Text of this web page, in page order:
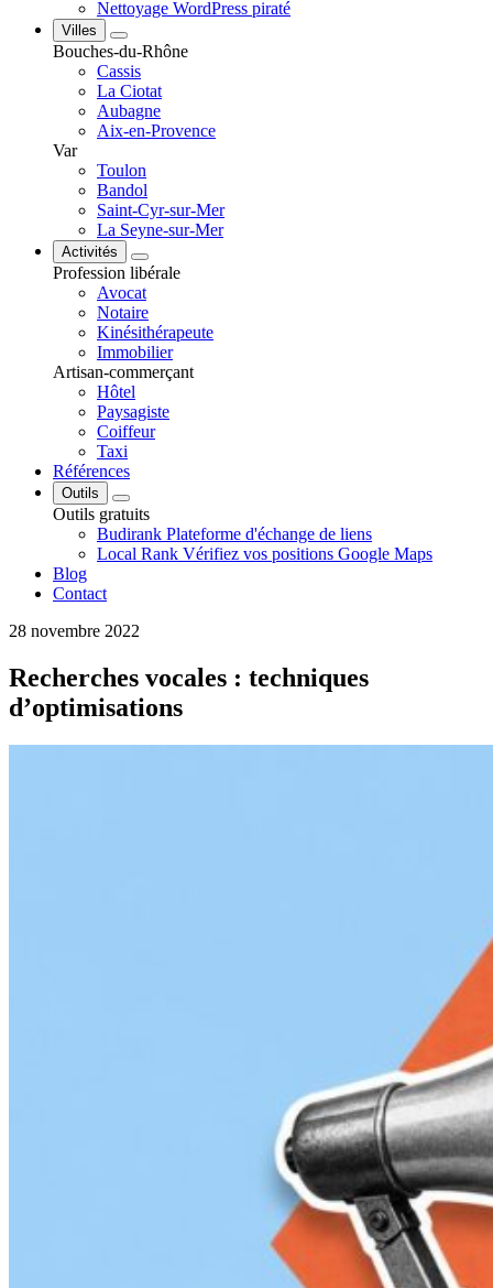
Nettoyage WordPress piraté
Villes
Bouches-du-Rhône
Cassis
La Ciotat
Aubagne
Aix-en-Provence
Var
Toulon
Bandol
Saint-Cyr-sur-Mer
La Seyne-sur-Mer
Activités
Profession libérale
Avocat
Notaire
Kinésithérapeute
Immobilier
Artisan-commerçant
Hôtel
Paysagiste
Coiffeur
Taxi
Références
Outils
Outils gratuits
Budirank Plateforme d'échange de liens
Local Rank Vérifiez vos positions Google Maps
Blog
Contact
28 novembre 2022
Recherches vocales : techniques
d’optimisations